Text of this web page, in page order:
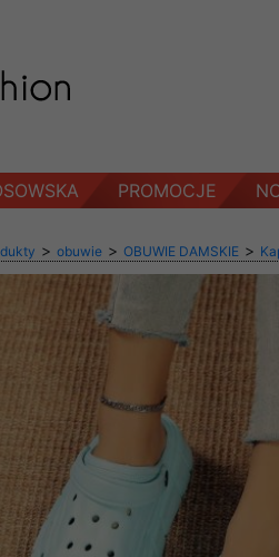
PROMOCJE
> obuwie > OBUWIE DAMSKIE >